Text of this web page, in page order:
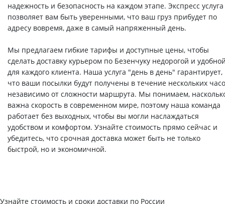
надежность и безопасность на каждом этапе. Экспресс услуга
позволяет вам быть уверенными, что ваш груз прибудет по
адресу вовремя, даже в самый напряженный день.
Мы предлагаем гибкие тарифы и доступные цены, чтобы
сделать доставку курьером по Безенчуку недорогой и
для каждого клиента. Наша услуга "день в день" гарантирует,
что ваши посылки будут получены в течение нескольких
независимо от сложности маршрута. Мы понимаем,
важна скорость в современном мире, поэтому наша команда
работает без выходных, чтобы вы могли наслаждаться
удобством и комфортом. Узнайте стоимость прямо сейчас и
убедитесь, что срочная доставка может быть не только
быстрой, но и экономичной.
Узнайте стоимость и сроки доставки по России